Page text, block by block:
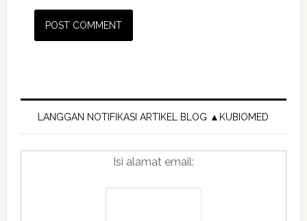
Primary
Sidebar
LANGGAN NOTIFIKASI ARTIKEL BLOG ▲KUBIOMED
Isi alamat email: